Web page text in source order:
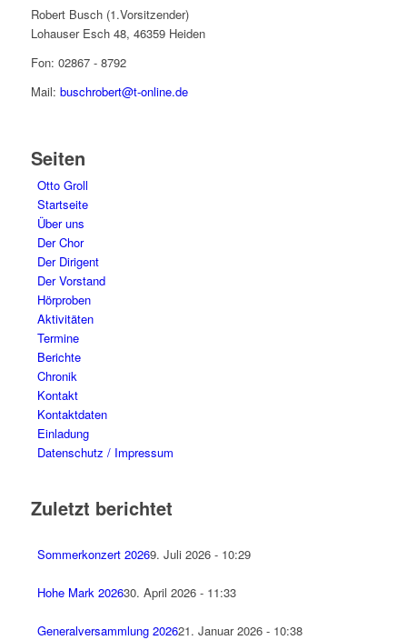
Robert Busch (1.Vorsitzender)
Lohauser Esch 48, 46359 Heiden
Fon: 02867 - 8792
Mail: buschrobert@t-online.de
Seiten
Otto Groll
Startseite
Über uns
Der Chor
Der Dirigent
Der Vorstand
Hörproben
Aktivitäten
Termine
Berichte
Chronik
Kontakt
Kontaktdaten
Einladung
Datenschutz / Impressum
Zuletzt berichtet
Sommerkonzert 20269. Juli 2026 - 10:29
Hohe Mark 202630. April 2026 - 11:33
Generalversammlung 202621. Januar 2026 - 10:38